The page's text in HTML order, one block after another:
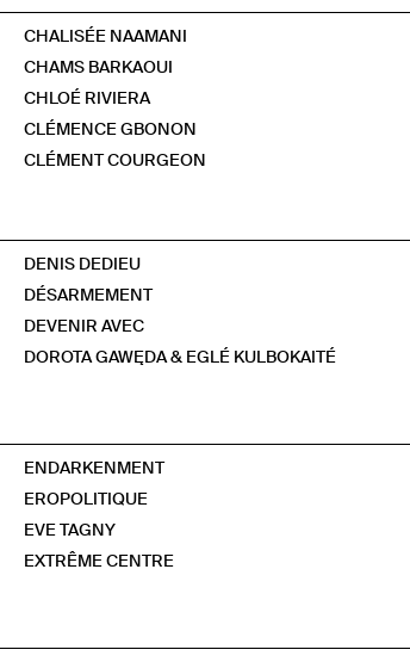
CHALISÉE NAAMANI
CHAMS BARKAOUI
CHLOÉ RIVIERA
CLÉMENCE GBONON
CLÉMENT COURGEON
DENIS DEDIEU
DÉSARMEMENT
DEVENIR AVEC
DOROTA GAWĘDA & EGLÉ KULBOKAITÉ
ENDARKENMENT
EROPOLITIQUE
EVE TAGNY
EXTRÊME CENTRE